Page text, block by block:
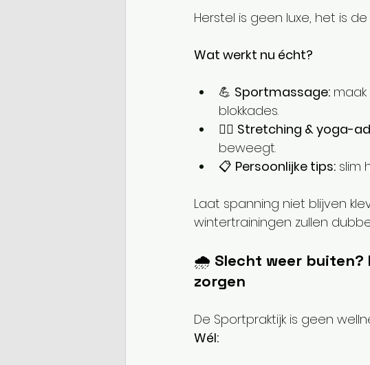
Herstel is geen luxe, het is
Wat werkt nu écht?
💪 Sportmassage:
blokkades.
🧘‍♂️ Stretching & yoga-
beweegt.
📋 Persoonlijke tips: slim
Laat spanning niet blijven
wintertrainingen zullen
🌧️ Slecht weer
zorgen
De Sportpraktijk is geen
Wél: